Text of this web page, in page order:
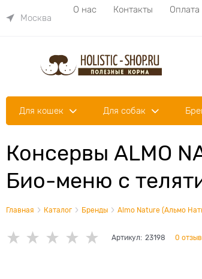
Москва
О нас Контакты Оплата
Для кошек Для собак
Консервы ALMO
Био-меню с
Главная Каталог Бренды Almo Nature (Альмо
Артикул: 23198 0